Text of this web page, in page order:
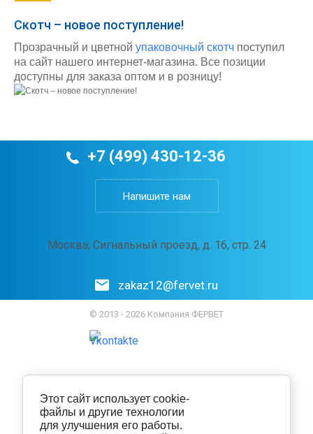
Скотч – новое поступление!
Прозрачный и цветной упаковочный скотч поступил
на сайт нашего интернет-магазина. Все позиции
доступны для заказа оптом и в розницу!
+7 (499) 430-12-36
Напишите нам
Москва, Сигнальный проезд, д. 16, стр. 24
zakaz12@fervet.ru
© 2013 - 2026 Компания ФЕРВЕТ
Этот сайт использует cookie-
файлы и другие технологии
для улучшения его работы.